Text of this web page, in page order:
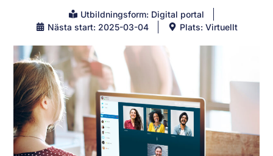
Utbildningsform: Digital portal
Nästa start: 2025-03-04
Plats: Virtuellt